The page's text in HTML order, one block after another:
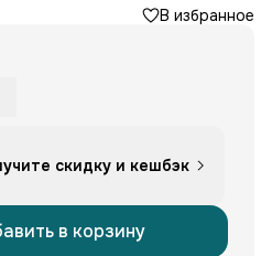
В избранное
скидку и кешбэк
в корзину